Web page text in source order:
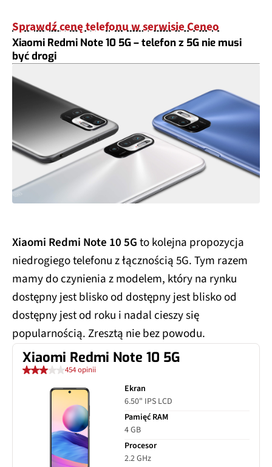
Sprawdź cenę telefonu w serwisie Ceneo
Xiaomi Redmi Note 10 5G – telefon z 5G nie musi
być drogi
Xiaomi Redmi Note 10 5Gto kolejna propozycja
niedrogiego telefonu z łącznością 5G. Tym razem
mamy do czynienia z modelem, który na rynku
dostępny jest blisko od dostępny jest blisko od
dostępny jest od roku i nadal cieszy się
popularnością. Zresztą nie bez powodu.
Xiaomi Redmi Note 10 5G
454 opinii
Ekran
6.50" IPS LCD
Pamięć RAM
4 GB
Procesor
2.2 GHz